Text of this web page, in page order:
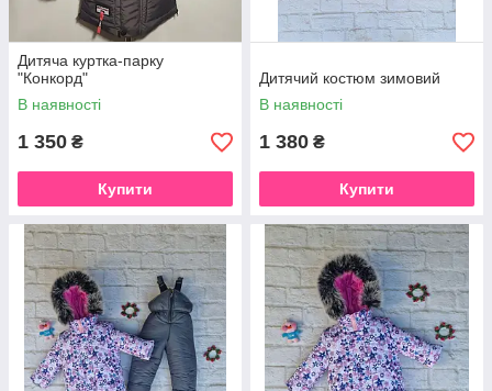
Дитяча куртка-парку
"Конкорд"
В наявності
1 350 ₴
Купити
Дитячий костюм зимовий
В наявності
1 380 ₴
Купити